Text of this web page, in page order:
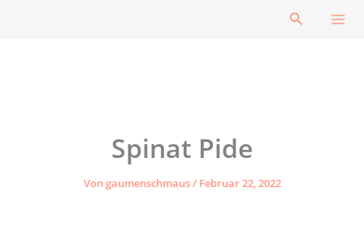
Suchen
Spinat Pide
Vongaumenschmaus/ Februar 22, 2022